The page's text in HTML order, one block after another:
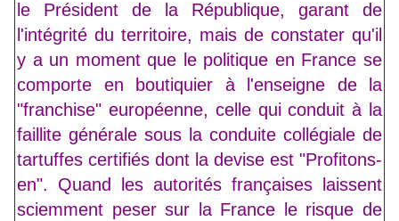
le Président de la République, garant de
l'intégrité du territoire, mais de constater qu'il
y a un moment que le politique en France se
comporte en boutiquier à l'enseigne de la
"franchise" européenne, celle qui conduit à la
faillite générale sous la conduite collégiale de
tartuffes certifiés dont la devise est "Profitons-
en". Quand les autorités françaises laissent
sciemment peser sur la France le risque de